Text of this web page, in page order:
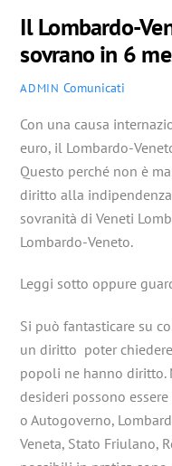
Il Lombardo-
sovrano in 6
ADMIN Comunicati
Con una causa
euro, il Lombardo-
Questo perché non è
diritto alla
sovranità di Veneti
Lombardo-Veneto.
Leggi sotto oppure
Si può fantasticare su
un diritto poter
popoli ne hanno diritto.
desideri possono
o Autogoverno,
Veneta, Stato Friulano,